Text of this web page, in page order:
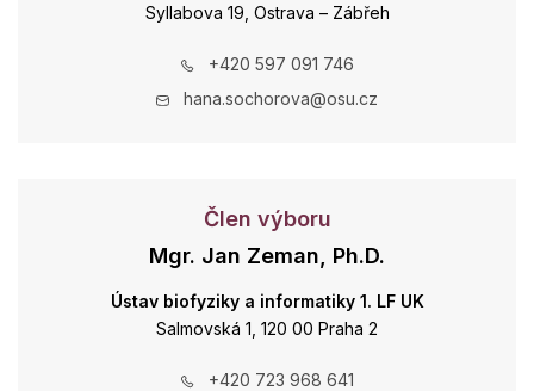
Syllabova 19, Ostrava – Zábřeh
+420 597 091 746
hana.sochorova@osu.cz
Člen výboru
Mgr. Jan Zeman, Ph.D.
Ústav biofyziky a informatiky 1. LF UK
Salmovská 1, 120 00 Praha 2
+420 723 968 641